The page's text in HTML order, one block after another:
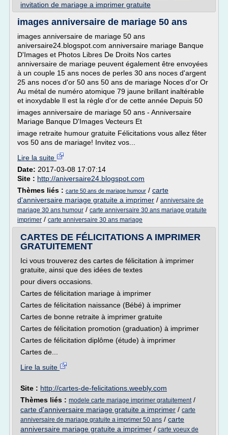
invitation de mariage a imprimer gratuite
images anniversaire de mariage 50 ans
images anniversaire de mariage 50 ans
aniversaire24.blogspot.com anniversaire mariage Banque
D'Images et Photos Libres De Droits Nos cartes
anniversaire de mariage peuvent également être envoyées
à un couple 15 ans noces de perles 30 ans noces d'argent
25 ans noces d'or 50 ans 50 ans de mariage Noces d'or Or
Au métal de numéro atomique 79 jaune brillant inaltérable
et inoxydable Il est la règle d'or de cette année Depuis 50
images anniversaire de mariage 50 ans - Anniversaire
Mariage Banque D'Images Vecteurs Et
image retraite humour gratuite Félicitations vous allez fêter
vos 50 ans de mariage! Invitez vos...
Lire la suite
Date: 2017-03-08 17:07:14
Site : http://aniversaire24.blogspot.com
Thèmes liés : carte 50 ans de mariage humour / carte
d'anniversaire mariage gratuite a imprimer / anniversaire de
mariage 30 ans humour / carte anniversaire 30 ans mariage gratuite
imprimer / carte anniversaire 30 ans mariage
CARTES DE FÉLICITATIONS A IMPRIMER
GRATUITEMENT
Ici vous trouverez des cartes de félicitation à imprimer
gratuite, ainsi que des idées de textes
pour divers occasions.
Cartes de félicitation mariage à imprimer
Cartes de félicitation naissance (Bébé) à imprimer
Cartes de bonne retraite à imprimer gratuite
Cartes de félicitation promotion (graduation) à imprimer
Cartes de félicitation diplôme (étude) à imprimer
Cartes de...
Lire la suite
Site : http://cartes-de-felicitations.weebly.com
Thèmes liés : modele carte mariage imprimer gratuitement/
carte d'anniversaire mariage gratuite a imprimer / carte
anniversaire de mariage gratuite a imprimer 50 ans / carte
anniversaire mariage gratuite a imprimer / carte voeux de